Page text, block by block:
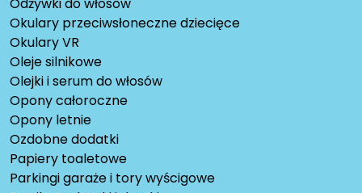
Okulary przeciwsłoneczne dziecięce
Okulary VR
Oleje silnikowe
Olejki i serum do włosów
Opony całoroczne
Opony letnie
Ozdobne dodatki
Papiery toaletowe
Parkingi garaże i tory wyścigowe